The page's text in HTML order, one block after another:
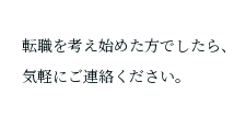
転職を考え始めた方でしたら
気軽にご連絡ください。